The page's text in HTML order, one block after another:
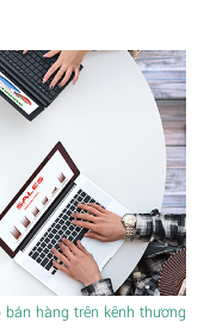
hàng trên kênh thương